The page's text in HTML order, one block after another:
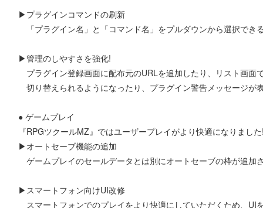
▶プラグインコマンドの刷新
「プラグイン名」と「コマンド名」をプルダウンから選択でき
▶管理のしやすさを強化!
プラグイン登録画面に配布元のURLを追加したり、リスト画面
切り替えられるようになったり、プラグイン警告メッセージが
● ゲームプレイ
『RPGツクールMZ』ではユーザープレイがより快適になりまし
▶オートセーブ機能の追加
ゲームプレイのセールデータとは別にオートセーブの枠が追加
▶スマートフォン向けUI改修
スマートフォンでのプレイをより快適にしていただくため、UI